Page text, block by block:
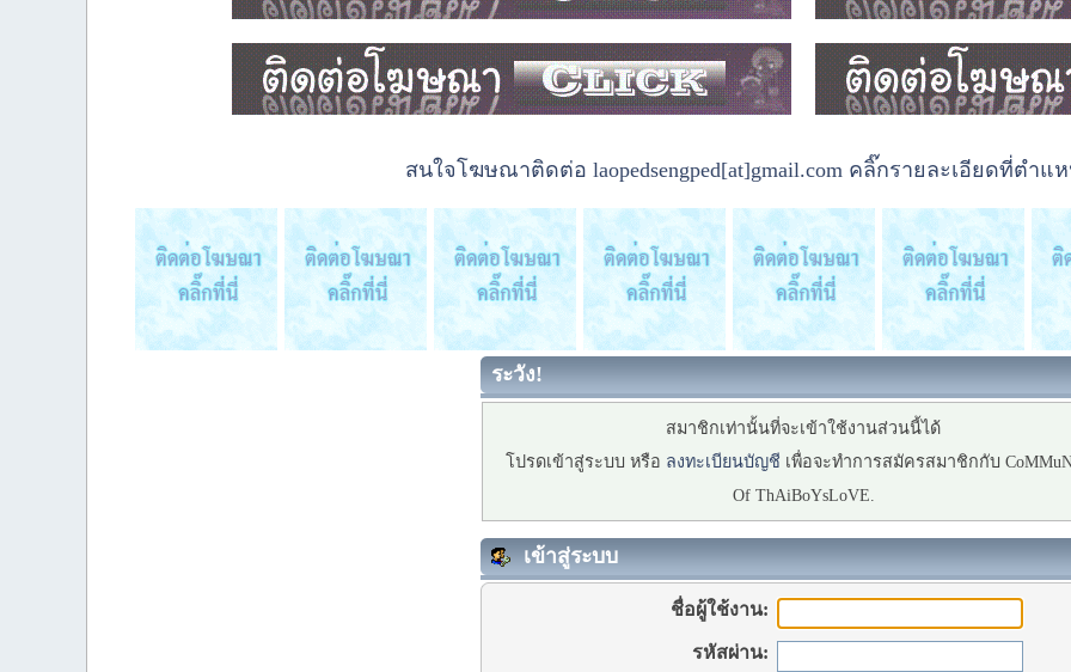
สนใจโฆษณาติดต่อ laopedsengped[at]gmail.com คลิ๊กรายละเอียดที่ตำแ
ระวัง!
สมาชิกเท่านั้นที่จะเข้าใช้งานส่วนนี้ได้
โปรดเข้าสู่ระบบ หรือ ลงทะเบียนบัญชี เพื่อจะทำการสมัครสมาชิกกับ
Of ThAiBoYsLoVE.
เข้าสู่ระบบ
ชื่อผู้ใช้งาน:
รหัสผ่าน: